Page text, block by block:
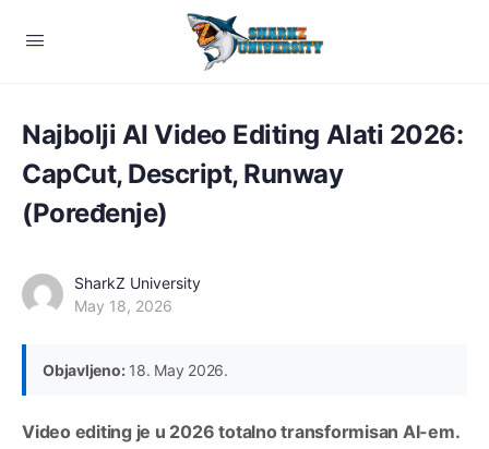
Najbolji AI Video Editing Alati 2026:
CapCut, Descript, Runway
(Poređenje)
SharkZ University
May 18, 2026
Objavljeno:18. May 2026.
Video editing je u 2026 totalno transformisan AI-em.